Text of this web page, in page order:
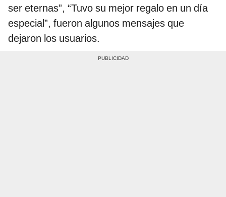
ser eternas”, “Tuvo su mejor regalo en un día
especial”, fueron algunos mensajes que
dejaron los usuarios.